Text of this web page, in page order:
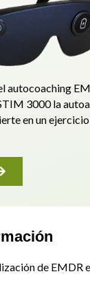
autocoaching
3000 la
en un
de EMDR